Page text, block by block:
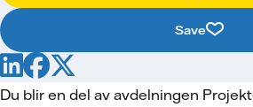
Save
Du blir en del av avdelningen